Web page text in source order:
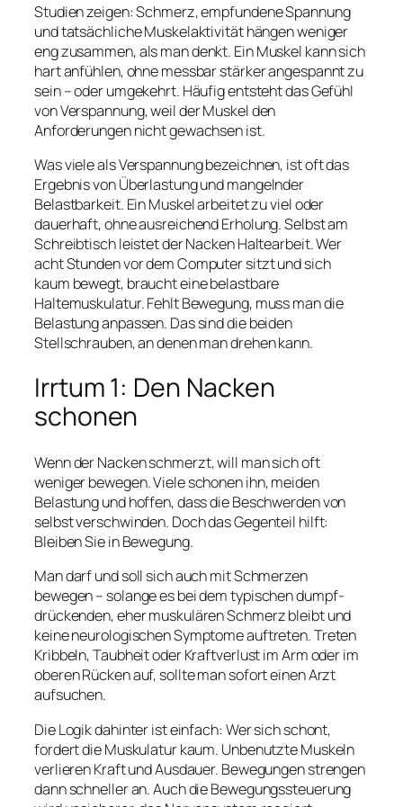
Studien zeigen: Schmerz, empfundene Spannung
und tatsächliche Muskelaktivität hängen weniger
eng zusammen, als man denkt. Ein Muskel kann sich
hart anfühlen, ohne messbar stärker angespannt zu
sein – oder umgekehrt. Häufig entsteht das Gefühl
von Verspannung, weil der Muskel den
Anforderungen nicht gewachsen ist.
Was viele als Verspannung bezeichnen, ist oft das
Ergebnis von Überlastung und mangelnder
Belastbarkeit. Ein Muskel arbeitet zu viel oder
dauerhaft, ohne ausreichend Erholung. Selbst am
Schreibtisch leistet der Nacken Haltearbeit. Wer
acht Stunden vor dem Computer sitzt und sich
kaum bewegt, braucht eine belastbare
Haltemuskulatur. Fehlt Bewegung, muss man die
Belastung anpassen. Das sind die beiden
Stellschrauben, an denen man drehen kann.
Irrtum 1: Den Nacken
schonen
Wenn der Nacken schmerzt, will man sich oft
weniger bewegen. Viele schonen ihn, meiden
Belastung und hoffen, dass die Beschwerden von
selbst verschwinden. Doch das Gegenteil hilft:
Bleiben Sie in Bewegung.
Man darf und soll sich auch mit Schmerzen
bewegen – solange es bei dem typischen dumpf-
drückenden, eher muskulären Schmerz bleibt und
keine neurologischen Symptome auftreten. Treten
Kribbeln, Taubheit oder Kraftverlust im Arm oder im
oberen Rücken auf, sollte man sofort einen Arzt
aufsuchen.
Die Logik dahinter ist einfach: Wer sich schont,
fordert die Muskulatur kaum. Unbenutzte Muskeln
verlieren Kraft und Ausdauer. Bewegungen strengen
dann schneller an. Auch die Bewegungssteuerung